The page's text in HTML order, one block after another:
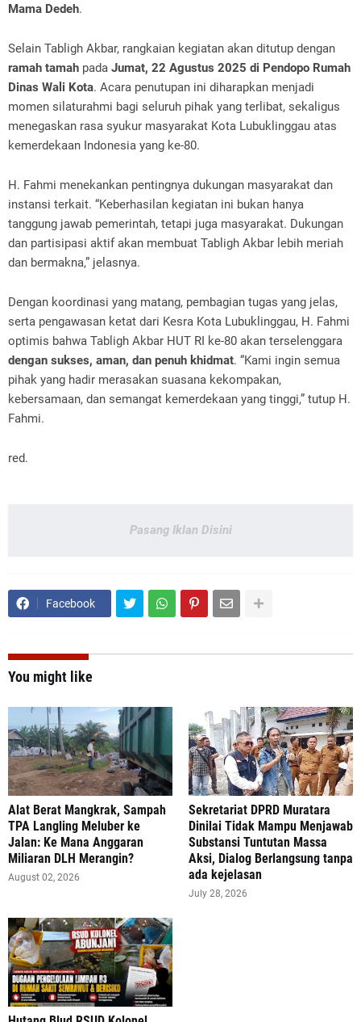
Mama Dedeh.
Selain Tabligh Akbar, rangkaian kegiatan akan ditutup dengan
ramah tamah pada Jumat, 22 Agustus 2025 di Pendopo Rumah
Dinas Wali Kota. Acara penutupan ini diharapkan menjadi
momen silaturahmi bagi seluruh pihak yang terlibat, sekaligus
menegaskan rasa syukur masyarakat Kota Lubuklinggau atas
kemerdekaan Indonesia yang ke-80.
H. Fahmi menekankan pentingnya dukungan masyarakat dan
instansi terkait. “Keberhasilan kegiatan ini bukan hanya
tanggung jawab pemerintah, tetapi juga masyarakat. Dukungan
dan partisipasi aktif akan membuat Tabligh Akbar lebih meriah
dan bermakna,” jelasnya.
Dengan koordinasi yang matang, pembagian tugas yang jelas,
serta pengawasan ketat dari Kesra Kota Lubuklinggau, H. Fahmi
optimis bahwa Tabligh Akbar HUT RI ke-80 akan terselenggara
dengan sukses, aman, dan penuh khidmat. “Kami ingin semua
pihak yang hadir merasakan suasana kekompakan,
kebersamaan, dan semangat kemerdekaan yang tinggi,” tutup H.
Fahmi.
red.
Pasang Iklan Disini
Facebook
You might like
Alat Berat Mangkrak, Sampah
TPA Langling Meluber ke
Jalan: Ke Mana Anggaran
Miliaran DLH Merangin?
August 02, 2026
Sekretariat DPRD Muratara
Dinilai Tidak Mampu Menjawab
Substansi Tuntutan Massa
Aksi, Dialog Berlangsung tanpa
ada kejelasan
July 28, 2026